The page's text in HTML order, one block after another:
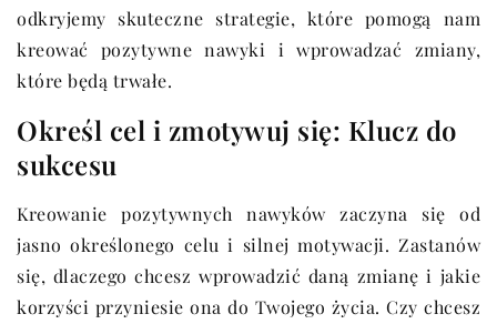
odkryjemy skuteczne strategie, które pomogą nam
kreować pozytywne nawyki i wprowadzać zmiany,
które będą trwałe.
Określ cel i zmotywuj się: Klucz do
sukcesu
Kreowanie pozytywnych nawyków zaczyna się od
jasno określonego celu i silnej motywacji. Zastanów
się, dlaczego chcesz wprowadzić daną zmianę i jakie
korzyści przyniesie ona do Twojego życia. Czy chcesz